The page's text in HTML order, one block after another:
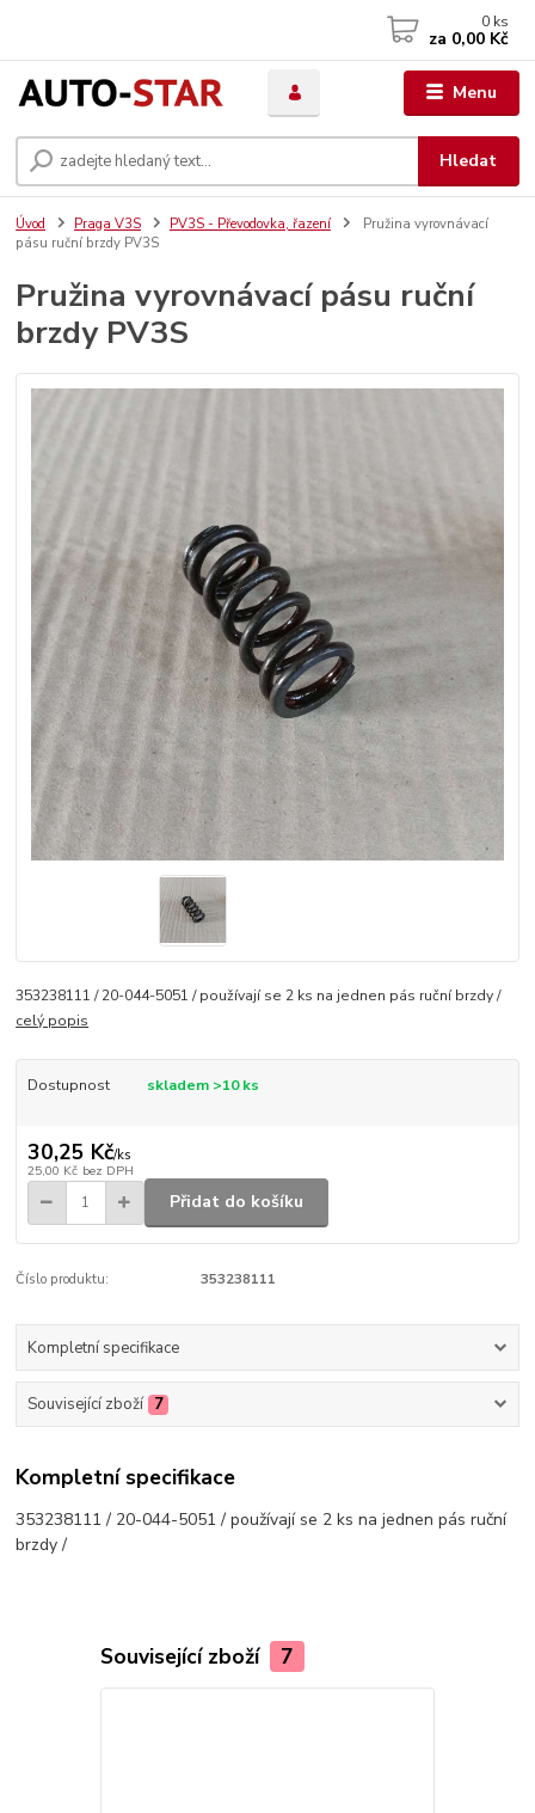
Menu
Hledat
0 ks
za 0,00 Kč
Úvod Praga V3S PV3S - Převodovka, řazení
Pružina vyrovnávací
pásu ruční brzdy PV3S
Pružina vyrovnávací pásu ruční
brzdy PV3S
353238111 / 20-044-5051 / používají se 2 ks na jednen pás ruční brzdy /
celý popis
Dostupnost skladem >10 ks
30,25 Kč/ks
25,00 Kč bez DPH
Přidat do košíku
Číslo produktu: 353238111
Kompletní specifikace
Související zboží 7
Kompletní specifikace
353238111 / 20-044-5051 / používají se 2 ks na jednen pás ruční
brzdy /
Související zboží 7